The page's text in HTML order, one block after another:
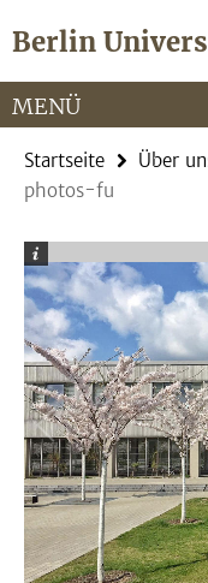
direkt
Inhalt
Berlin
Service-
Navigation
MENÜ
Startseite Über
photos-fu